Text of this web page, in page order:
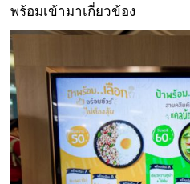
พร้อมเข้ามาเกี่ยวข้อง